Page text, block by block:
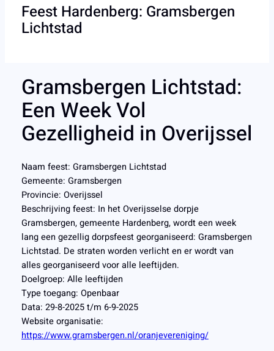
Feest Hardenberg: Gramsbergen
Lichtstad
Gramsbergen Lichtstad:
Een Week Vol
Gezelligheid in Overijssel
Naam feest: Gramsbergen Lichtstad
Gemeente: Gramsbergen
Provincie: Overijssel
Beschrijving feest: In het Overijsselse dorpje
Gramsbergen, gemeente Hardenberg, wordt een week
lang een gezellig dorpsfeest georganiseerd: Gramsbergen
Lichtstad. De straten worden verlicht en er wordt van
alles georganiseerd voor alle leeftijden.
Doelgroep: Alle leeftijden
Type toegang: Openbaar
Data: 29-8-2025 t/m 6-9-2025
Website organisatie:
https://www.gramsbergen.nl/oranjevereniging/